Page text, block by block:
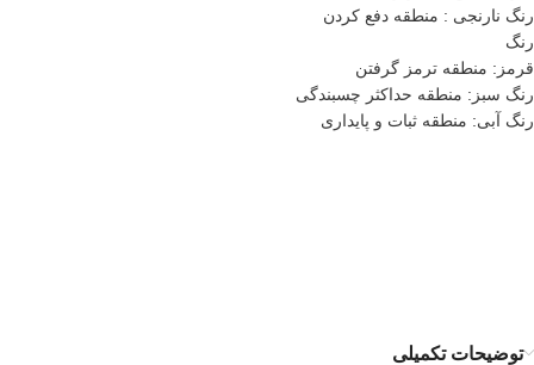
رنگ نارنجی : منطقه دفع کردن
رنگ
قرمز: منطقه ترمز گرفتن
رنگ سبز: منطقه حداکثر چسبندگی
رنگ آبی: منطقه ثبات و پایداری
توضیحات تکمیلی